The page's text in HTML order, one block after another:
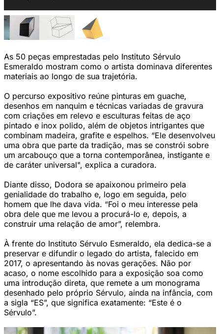
As 50 peças emprestadas pelo Instituto Sérvulo
Esmeraldo mostram como o artista dominava diferentes
materiais ao longo de sua trajetória.
O percurso expositivo reúne pinturas em guache,
desenhos em nanquim e técnicas variadas de gravura
com criações em relevo e esculturas feitas de aço
pintado e inox polido, além de objetos intrigantes que
combinam madeira, grafite e espelhos. “Ele desenvolveu
uma obra que parte da tradição, mas se constrói sobre
um arcabouço que a torna contemporânea, instigante e
de caráter universal", explica a curadora.
Diante disso, Dodora se apaixonou primeiro pela
genialidade do trabalho e, logo em seguida, pelo
homem que lhe dava vida. “Foi o meu interesse pela
obra dele que me levou a procurá-lo e, depois, a
construir uma relação de amor”, relembra.
À frente do Instituto Sérvulo Esmeraldo, ela dedica-se a
preservar e difundir o legado do artista, falecido em
2017, o apresentando às novas gerações. Não por
acaso, o nome escolhido para a exposição soa como
uma introdução direta, que remete a um monograma
desenhado pelo próprio Sérvulo, ainda na infância, com
a sigla “ES”, que significa exatamente: “Este é o
Sérvulo”.